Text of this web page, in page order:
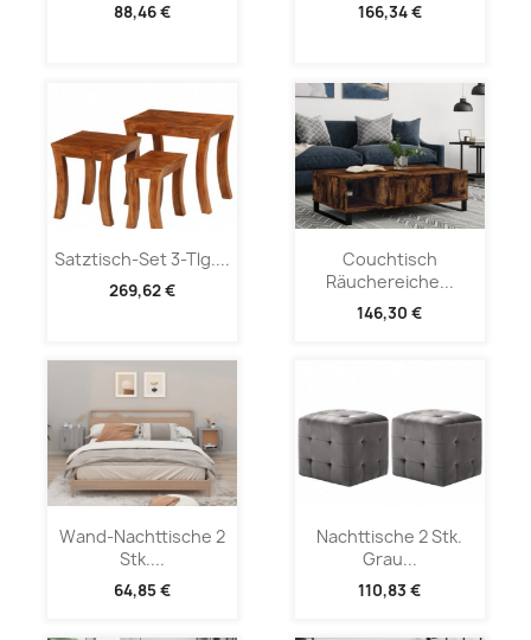
88,46 € 166,34 €
Satztisch-Set 3-Tlg....
269,62 €
Couchtisch
Räuchereiche...
146,30 €
Wand-Nachttische 2
Stk....
64,85 €
Nachttische 2 Stk.
Grau...
110,83 €